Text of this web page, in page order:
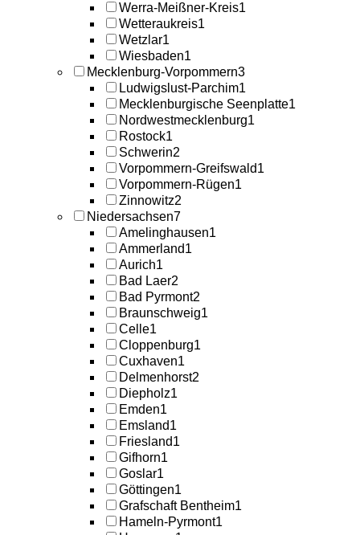
Werra-Meißner-Kreis1
Wetteraukreis1
Wetzlar1
Wiesbaden1
Mecklenburg-Vorpommern3
Ludwigslust-Parchim1
Mecklenburgische Seenplatte1
Nordwestmecklenburg1
Rostock1
Schwerin2
Vorpommern-Greifswald1
Vorpommern-Rügen1
Zinnowitz2
Niedersachsen7
Amelinghausen1
Ammerland1
Aurich1
Bad Laer2
Bad Pyrmont2
Braunschweig1
Celle1
Cloppenburg1
Cuxhaven1
Delmenhorst2
Diepholz1
Emden1
Emsland1
Friesland1
Gifhorn1
Goslar1
Göttingen1
Grafschaft Bentheim1
Hameln-Pyrmont1